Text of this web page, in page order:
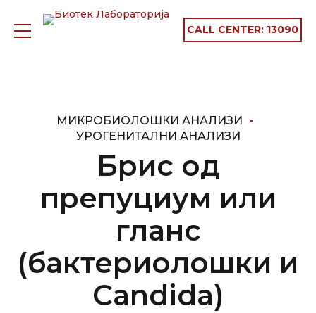
CALL CENTER: 13090
МИКРОБИОЛОШКИ АНАЛИЗИ
УРОГЕНИТАЛНИ АНАЛИЗИ
Брис од
препуциум или
гланс
(бактериолошки и
Candida)